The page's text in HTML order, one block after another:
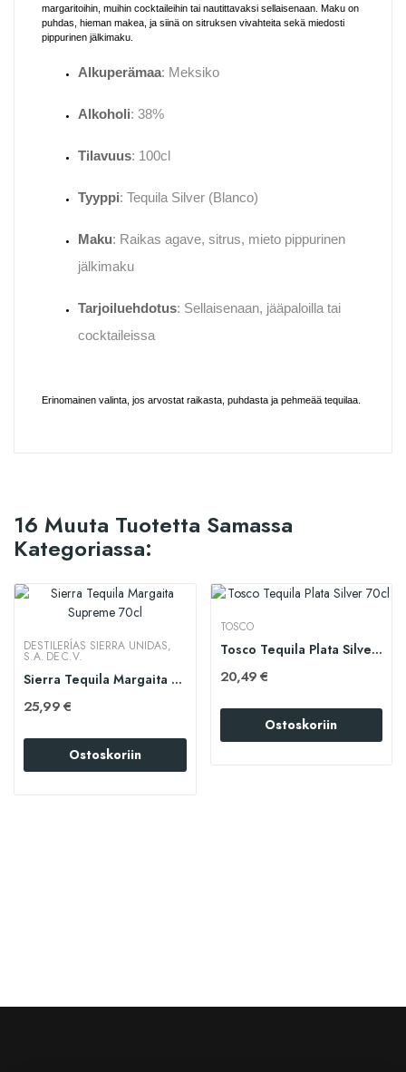
margaritoihin, muihin cocktaileihin tai nautittavaksi sellaisenaan. Maku on
puhdas, hieman makea, ja siinä on sitruksen vivahteita sekä miedosti
pippurinen jälkimaku.
Alkuperämaa: Meksiko
Alkoholi: 38%
Tilavuus: 100cl
Tyyppi: Tequila Silver (Blanco)
Maku: Raikas agave, sitrus, mieto pippurinen
jälkimaku
Tarjoiluehdotus: Sellaisenaan, jääpaloilla tai
cocktaileissa
Erinomainen valinta, jos arvostat raikasta, puhdasta ja pehmeää tequilaa.
16 Muuta Tuotetta Samassa
Kategoriassa:
DESTILERÍAS SIERRA UNIDAS,
S.A. DE C.V.
Sierra Tequila Margaita Supreme 70cl
25,99 €
Ostoskoriin
TOSCO
Tosco Tequila Plata Silver 70cl
20,49 €
Ostoskoriin